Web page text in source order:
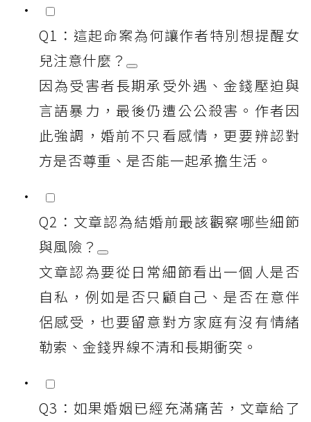
Q1：這起命案為何讓作者特別想提醒女
兒注意什麼？
因為受害者長期承受外遇、金錢壓迫與
言語暴力，最後仍遭公公殺害。作者因
此強調，婚前不只看感情，更要辨認對
方是否尊重、是否能一起承擔生活。
Q2：文章認為結婚前最該觀察哪些細節
與風險？
文章認為要從日常細節看出一個人是否
自私，例如是否只顧自己、是否在意伴
侶感受，也要留意對方家庭有沒有情緒
勒索、金錢界線不清和長期衝突。
Q3：如果婚姻已經充滿痛苦，文章給了